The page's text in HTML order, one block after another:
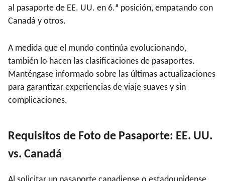
al pasaporte de EE. UU. en 6.ª posición, empatando con
Canadá y otros.
A medida que el mundo continúa evolucionando,
también lo hacen las clasificaciones de pasaportes.
Manténgase informado sobre las últimas actualizaciones
para garantizar experiencias de viaje suaves y sin
complicaciones.
Requisitos de Foto de Pasaporte: EE. UU.
vs. Canadá